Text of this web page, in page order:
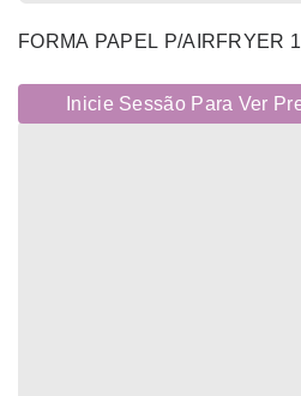
FORMA PAPEL P/AIRFRYER
Inicie Sessão Para Ver